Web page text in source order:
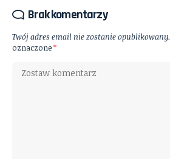
Brak komentarzy
Twój adres email nie zostanie opublikowany.
oznaczone*